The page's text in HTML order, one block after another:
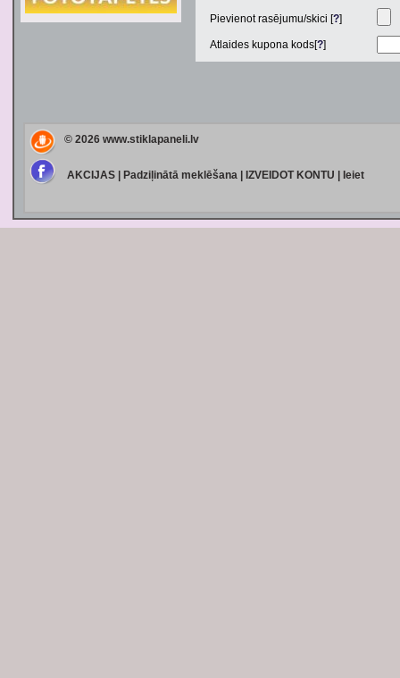
Pievienot rasējumu/skici [?]
Atlaides kupona kods[?]
© 2026 www.stiklapaneli.lv
AKCIJAS| Padziļinātā meklēšana| IZVEIDOT KONTU Ieiet